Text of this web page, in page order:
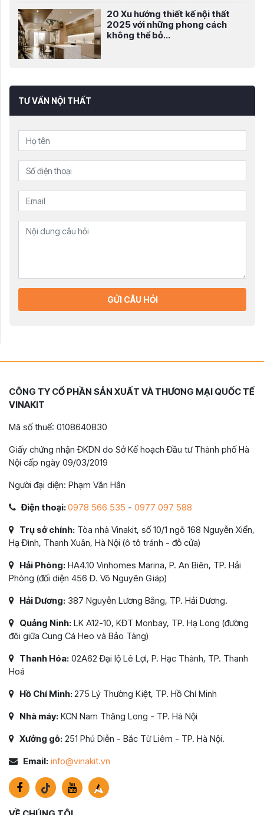
20 Xu hướng thiết kế nội thất
2025 với những phong cách
không thể bỏ...
TƯ VẤN NỘI THẤT
GỬI CÂU HỎI
CÔNG TY CỔ PHẦN SẢN XUẤT VÀ THƯƠNG MẠI QUỐC TẾ
VINAKIT
Mã số thuế: 0108640830
Giấy chứng nhận ĐKDN do Sở Kế hoạch Đầu tư Thành phố Hà
Nội cấp ngày 09/03/2019
Người đại diện: Phạm Văn Hân
Điện thoại:0978 566 535 - 0977 097 588
Trụ sở chính: Tòa nhà Vinakit, số 10/1 ngõ 168 Nguyễn Xiển,
Hạ Đình, Thanh Xuân, Hà Nội (ô tô tránh - đỗ cửa)
Hải Phòng: HA4.10 Vinhomes Marina, P. An Biên, TP. Hải
Phòng (đối diện 456 Đ. Võ Nguyên Giáp)
Hải Dương: 387 Nguyễn Lương Bằng, TP. Hải Dương.
Quảng Ninh: LK A12-10, KĐT Monbay, TP. Hạ Long (đường
đôi giữa Cung Cá Heo và Bảo Tàng)
Thanh Hóa: 02A62 Đại lộ Lê Lợi, P. Hạc Thành, TP. Thanh
Hoá
Hồ Chí Minh:275 Lý Thường Kiệt, TP. Hồ Chí Minh
Nhà máy: KCN Nam Thăng Long - TP. Hà Nội
Xưởng gỗ: 251 Phú Diễn - Bắc Từ Liêm - TP. Hà Nội.
Email: info@vinakit.vn